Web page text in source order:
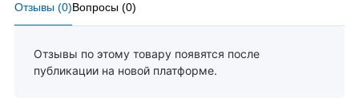
Отзывы (0)Вопросы (0)
Отзывы по этому товару появятся после
публикации на новой платформе.